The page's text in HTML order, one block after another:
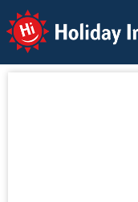
Holiday Info